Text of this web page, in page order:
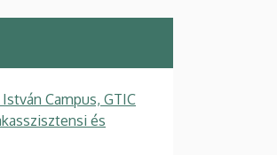
Campus, GTIC
és